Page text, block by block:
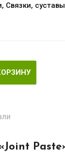
, Связки,